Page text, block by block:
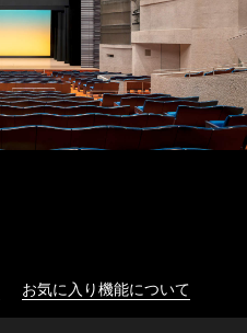
お気に入り機能について